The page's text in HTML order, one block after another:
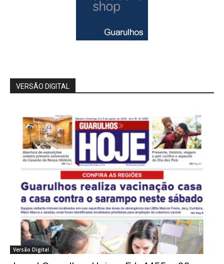
VERSÃO DIGITAL
Versão Digital